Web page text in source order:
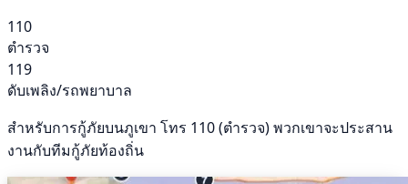
110
ตำรวจ
119
ดับเพลิง/รถพยาบาล
สำหรับการกู้ภัยบนภูเขา โทร 110 (ตำรวจ) พวกเขาจะประสาน
งานกับทีมกู้ภัยท้องถิ่น